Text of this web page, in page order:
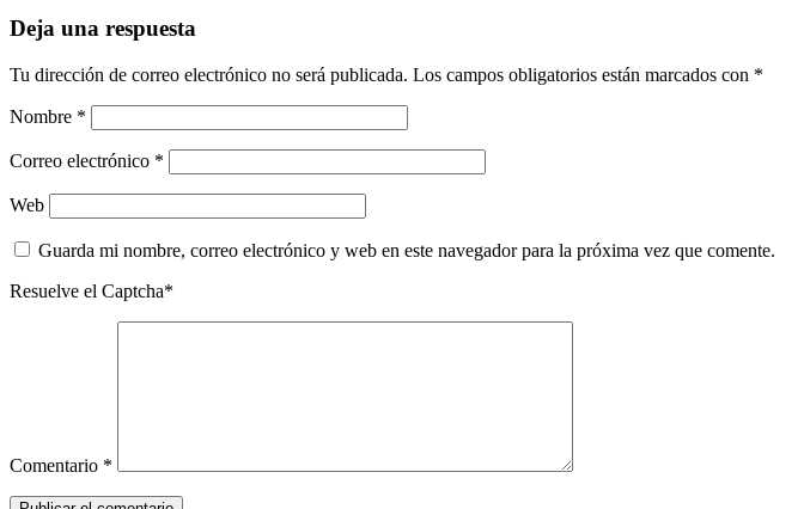
Deja una respuesta
Tu dirección de correo electrónico no será publicada. Los campos obligatorios están marcados con *
Nombre *
Correo electrónico *
Web
Guarda mi nombre, correo electrónico y web en este navegador para la próxima vez que comente.
Resuelve el Captcha*
Comentario *